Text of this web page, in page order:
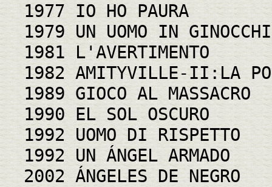
1977 IO HO PAURA
1979 UN UOMO IN
1981 L'AVERTIMENTO
1982 AMITYVILLE-II:LA
1989 GIOCO AL MASSACRO
1990 EL SOL OSCURO
1992 UOMO DI RISPETTO
1992 UN ÁNGEL ARMADO
2002 ÁNGELES DE NEGRO